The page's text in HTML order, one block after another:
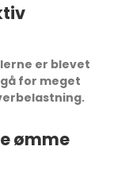
er blevet
for meget
ømme